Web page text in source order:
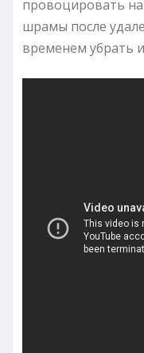
провоцировать
шрамы после
временем убрать